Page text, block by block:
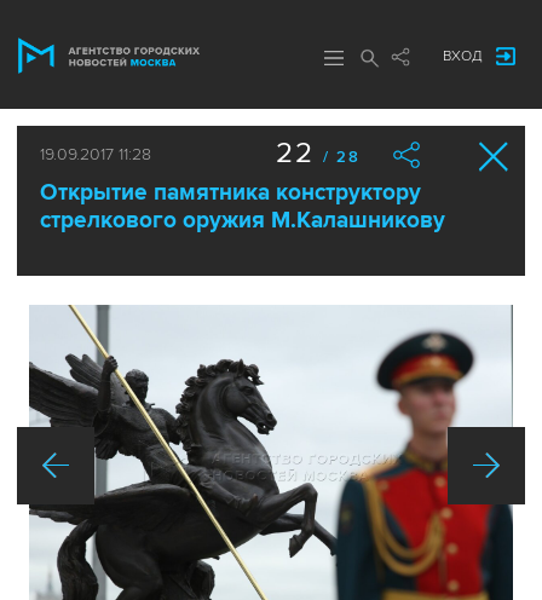
ВХОД
19.09.2017 11:28
Открытие памятника конструктору
стрелкового оружия М.Калашникову
22 / 28